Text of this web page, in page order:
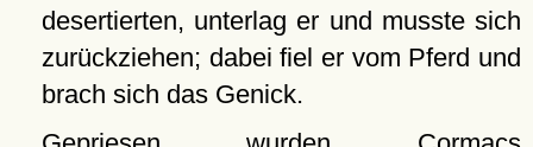
desertierten, unterlag er und musste sich
zurückziehen; dabei fiel er vom Pferd und
brach sich das Genick.